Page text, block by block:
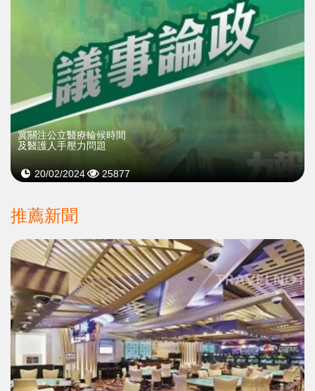
冀關注公立醫療輪候時間
及醫護人手壓力問題
20/02/2024 25877
推薦新聞